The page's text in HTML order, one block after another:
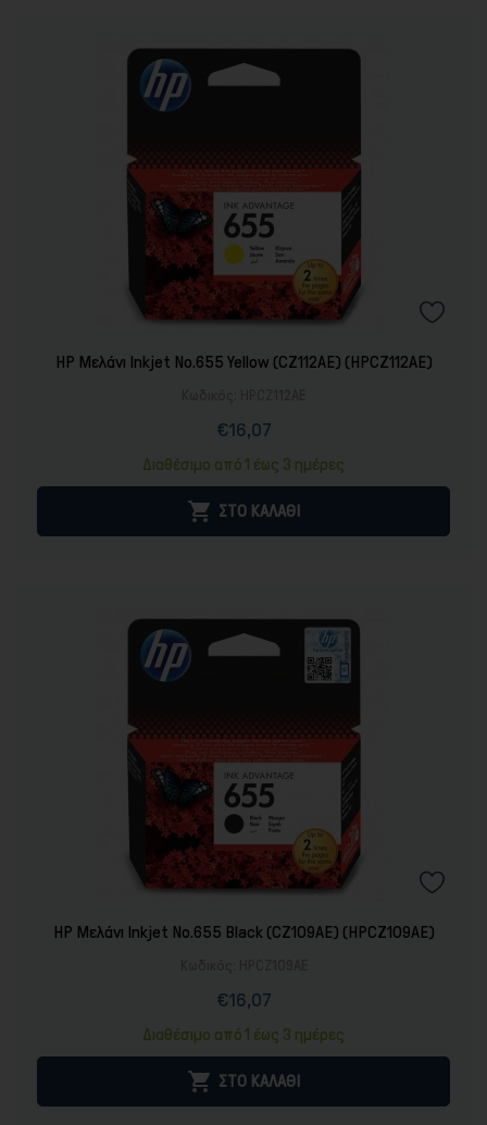
HP Μελάνι Inkjet No.655 Yellow (CZ112AE) (HPCZ112AE)
Τιμή
€16,07
Κανονική
Διαθέσιμο από 1 έως 3 ημέρες
 ΣΤΟ ΚΑΛΑΘΙ
HP Μελάνι Inkjet No.655 Black (CZ109AE) (HPCZ109AE)
Τιμή
€16,07
Κανονική
Διαθέσιμο από 1 έως 3 ημέρες
 ΣΤΟ ΚΑΛΑΘΙ